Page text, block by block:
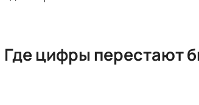
Где цифры перестают